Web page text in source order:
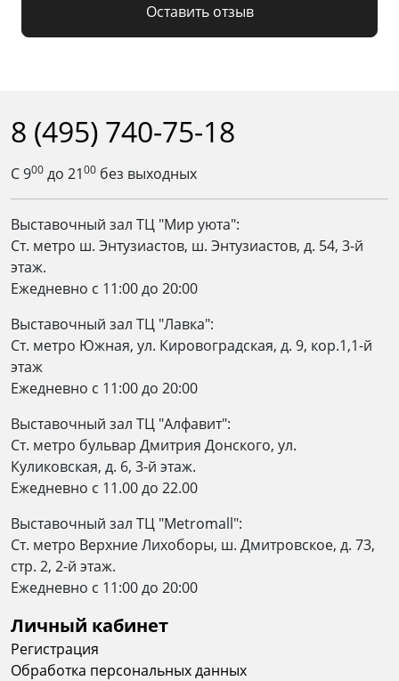
Оставить отзыв
Личный кабинет
Регистрация
Обработка персональных данных
8 (495) 740-75-18
С 900 до 2100 без выходных
Выставочный зал ТЦ "Мир уюта":
Ст. метро ш. Энтузиастов, ш. Энтузиастов, д. 54, 3-й
этаж.
Ежедневно c 11:00 до 20:00
Выставочный зал ТЦ "Лавка":
Ст. метро Южная, ул. Кировоградская, д. 9, кор.1,1-й
этаж
Ежедневно c 11:00 до 20:00
Выставочный зал ТЦ "Алфавит":
Ст. метро бульвар Дмитрия Донского, ул.
Куликовская, д. 6, 3-й этаж.
Ежедневно с 11.00 до 22.00
Выставочный зал ТЦ "Metromall":
Ст. метро Верхние Лихоборы, ш. Дмитровское, д. 73,
стр. 2, 2-й этаж.
Eжедневно c 11:00 до 20:00